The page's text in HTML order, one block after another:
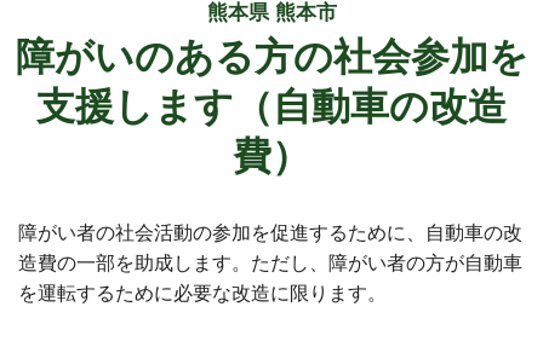
熊本県 熊本市
障がいのある方の社会参加を
支援します（自動車の改造
費）
障がい者の社会活動の参加を促進するために、自動車の改
造費の一部を助成します。ただし、障がい者の方が自動車
を運転するために必要な改造に限ります。